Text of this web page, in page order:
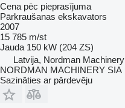
Cena pēc pieprasījuma
Pārkraušanas ekskavators
2007
15 785 m/st
Jauda 150 kW (204 ZS)
Latvija, Nordman Machinery
NORDMAN MACHINERY SIA
Sazināties ar pārdevēju